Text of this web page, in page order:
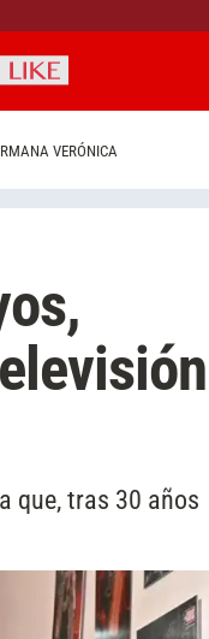
VERÓNICA
que, tras 30 años